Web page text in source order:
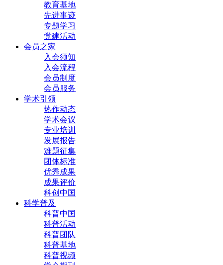
教育基地
先进事迹
专题学习
党建活动
会员之家
入会须知
入会流程
会员制度
会员服务
学术引领
热作动态
学术会议
专业培训
发展报告
难题征集
团体标准
优秀成果
成果评价
科创中国
科学普及
科普中国
科普活动
科普团队
科普基地
科普视频